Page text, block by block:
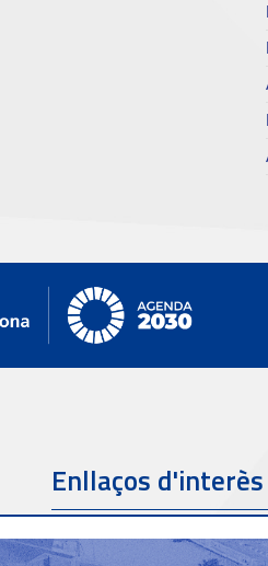
Enllaços d'interès